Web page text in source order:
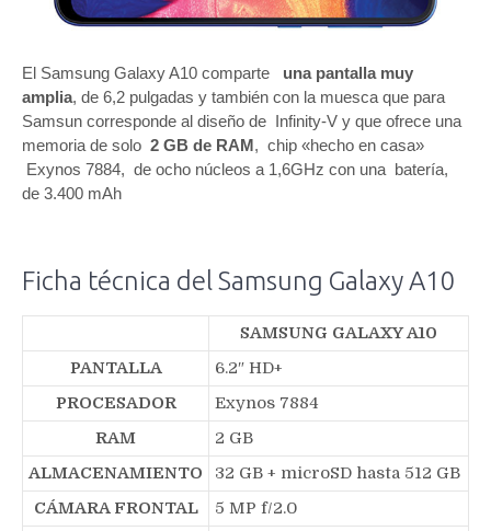
El Samsung Galaxy A10 comparte una pantalla muy
amplia, de 6,2 pulgadas y también con la muesca que para
Samsun corresponde al diseño de Infinity-V y que ofrece una
memoria de solo 2 GB de RAM, chip «hecho en casa»
Exynos 7884, de ocho núcleos a 1,6GHz con una batería,
de 3.400 mAh
Ficha técnica del Samsung Galaxy A10
SAMSUNG GALAXY A10
PANTALLA
6.2″ HD+
PROCESADOR
Exynos 7884
RAM
2 GB
ALMACENAMIENTO
32 GB + microSD hasta 512 GB
CÁMARA FRONTAL
5 MP f/2.0